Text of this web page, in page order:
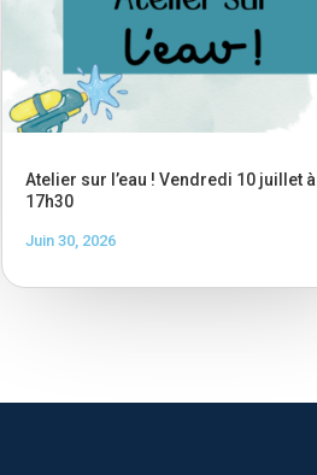
Atelier sur l’eau ! Vendredi 10 juillet à
17h30
Juin 30, 2026